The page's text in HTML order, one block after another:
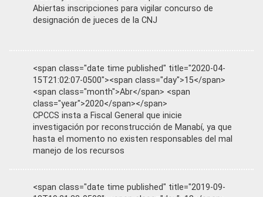
Abiertas inscripciones para vigilar concurso de
designación de jueces de la CNJ
<span class="date time published" title="2020-04-
15T21:02:07-0500"><span class="day">15</span>
<span class="month">Abr</span> <span
class="year">2020</span></span>
CPCCS insta a Fiscal General que inicie
investigación por reconstrucción de Manabí, ya que
hasta el momento no existen responsables del mal
manejo de los recursos
<span class="date time published" title="2019-09-